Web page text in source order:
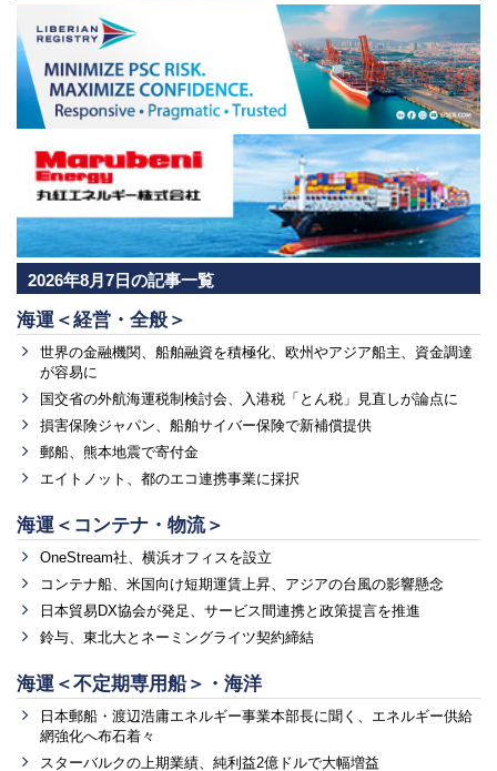
2026年8月7日の記事一覧
海運＜経営・全般＞
世界の金融機関、船舶融資を積極化、欧州やアジア船主、資金調達
が容易に
国交省の外航海運税制検討会、入港税「とん税」見直しが論点に
損害保険ジャパン、船舶サイバー保険で新補償提供
郵船、熊本地震で寄付金
エイトノット、都のエコ連携事業に採択
海運＜コンテナ・物流＞
OneStream社、横浜オフィスを設立
コンテナ船、米国向け短期運賃上昇、アジアの台風の影響懸念
日本貿易DX協会が発足、サービス間連携と政策提言を推進
鈴与、東北大とネーミングライツ契約締結
海運＜不定期専用船＞・海洋
日本郵船・渡辺浩庸エネルギー事業本部長に聞く、エネルギー供給
網強化へ布石着々
スターバルクの上期業績、純利益2億ドルで大幅増益